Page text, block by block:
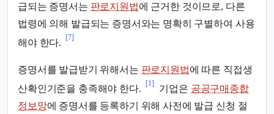
급되는 증명서는 판로지원법에 근거한 것이므로, 다른
법령에 의해 발급되는 증명서와는 명확히 구별하여 사용
해야 한다.
[7]
증명서를 발급받기 위해서는 판로지원법에 따른 직접생
산확인기준을 충족해야 한다.
[1]
기업은 공공구매종합
정보망에 증명서를 등록하기 위해 사전에 발급 신청 절